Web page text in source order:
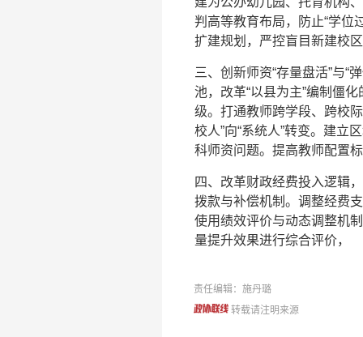
判高等教育布局，防止“学位
扩建规划，严控盲目新建校
三、创新师资“存量盘活”与“
池，改革“以县为主”编制僵
级。打通教师跨学段、跨校
校人”向“系统人”转变。建立
科师资问题。提高教师配置
四、改革财政经费投入逻辑
拨款与补偿机制。调整经费
使用绩效评价与动态调整机
量提升效果进行综合评价，
责任编辑：施丹璐
转载请注明来源